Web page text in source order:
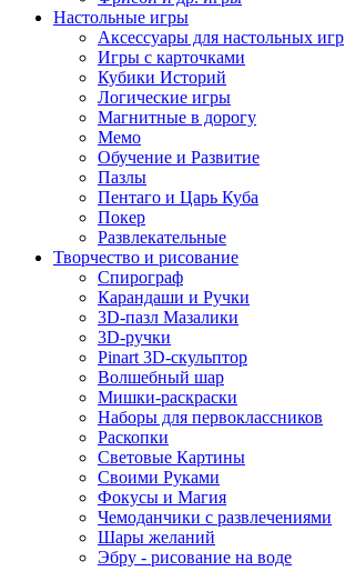
Настольные игры
Аксессуары для настольных игр
Игры с карточками
Кубики Историй
Логические игры
Магнитные в дорогу
Мемо
Обучение и Развитие
Пазлы
Пентаго и Царь Куба
Покер
Развлекательные
Творчество и рисование
Спирограф
Карандаши и Ручки
3D-пазл Мазалики
3D-ручки
Pinart 3D-скульптор
Волшебный шар
Мишки-раскраски
Наборы для первоклассников
Раскопки
Световые Картины
Своими Руками
Фокусы и Магия
Чемоданчики с развлечениями
Шары желаний
Эбру - рисование на воде